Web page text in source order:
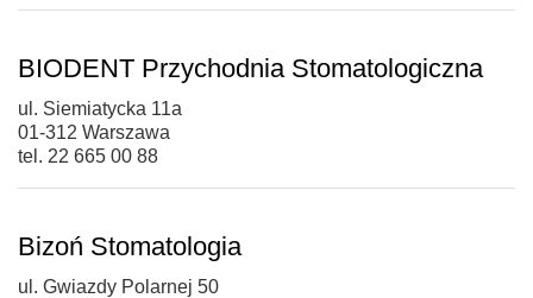
BIODENT Przychodnia Stomatologiczna
ul. Siemiatycka 11a
01-312 Warszawa
tel. 22 665 00 88
Bizoń Stomatologia
ul. Gwiazdy Polarnej 50